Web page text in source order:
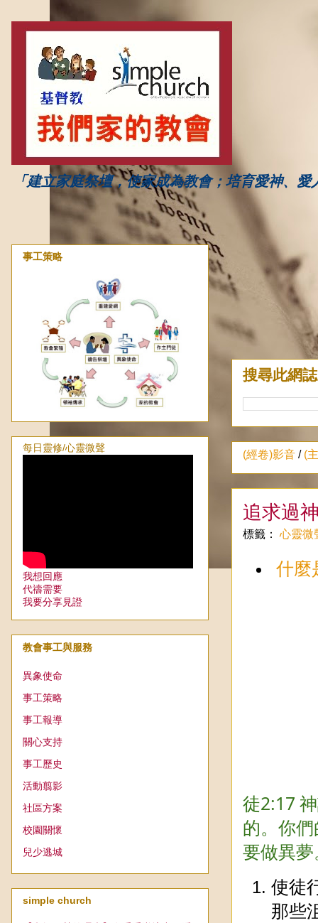
「建立家庭祭壇，使家成為教會；培育愛神、
搜尋此網誌
(經卷)影音 / (
追求過
標籤： 心靈微
什麼
徒2:17
的。你
要做異
使徒
那些
事工策略
每日靈修/心靈微聲
我想回應
代禱需要
我要分享見證
教會事工與服務
異象使命
事工策略
事工報導
關心支持
事工歷史
活動翦影
社區方案
校園關懷
兒少逃城
simple church